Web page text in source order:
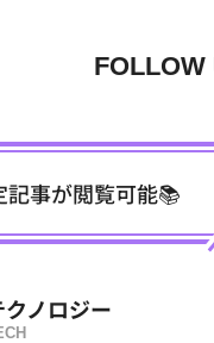
FOLLOW
記事が閲覧可能📚
クノロジー